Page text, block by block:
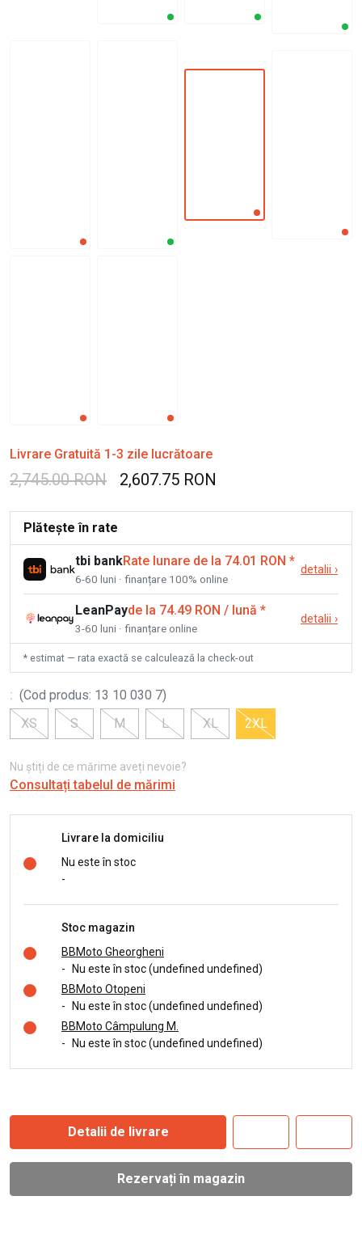
Livrare Gratuită 1-3 zile lucrătoare
2,745.00 RON 2,607.75 RON
Plătește în rate
tbi bankRate lunare de la 74.01 RON *
6-60 luni · finanțare 100% online
detalii ›
LeanPayde la 74.49 RON / lună *
3-60 luni · finanțare online
detalii ›
* estimat — rata exactă se calculează la check-out
: (Cod produs: 13 10 030 7)
XS
S M L XL 2XL
Nu știți de ce mărime aveți nevoie?
Consultați tabelul de mărimi
Livrare la domiciliu
Nu este în stoc
-
Stoc magazin
BBMoto Gheorgheni
-
Nu este în stoc (undefined undefined)
BBMoto Otopeni
-
Nu este în stoc (undefined undefined)
BBMoto Câmpulung M.
-
Nu este în stoc (undefined undefined)
Detalii de livrare
Rezervați în magazin